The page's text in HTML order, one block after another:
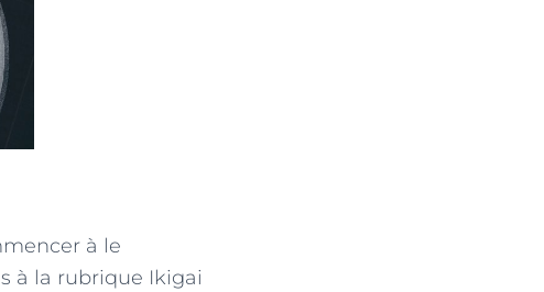
à le
à la rubrique Ikigai